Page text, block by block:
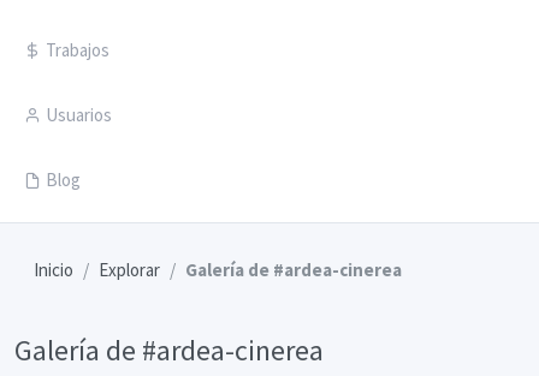
Trabajos
Usuarios
Blog
Inicio Explorar Galería de #ardea-cinerea
Galería de #ardea-cinerea